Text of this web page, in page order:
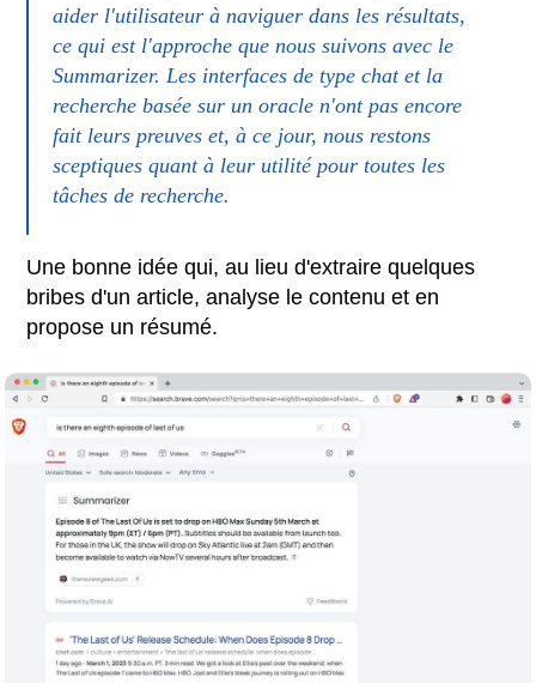
aider l'utilisateur à naviguer dans les résultats,
ce qui est l'approche que nous suivons avec le
Summarizer. Les interfaces de type chat et la
recherche basée sur un oracle n'ont pas encore
fait leurs preuves et, à ce jour, nous restons
sceptiques quant à leur utilité pour toutes les
tâches de recherche.
Une bonne idée qui, au lieu d'extraire quelques
bribes d'un article, analyse le contenu et en
propose un résumé.